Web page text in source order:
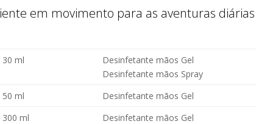
em movimento para as aventuras diárias
30 ml
Desinfetante mãos Gel
Desinfetante mãos Spray
50 ml
Desinfetante mãos Gel
300 ml Desinfetante mãos Gel